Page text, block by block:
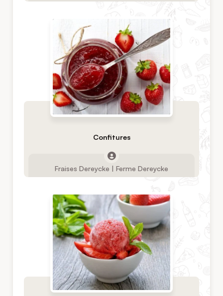
Confitures
Fraises Dereycke | Ferme Dereycke